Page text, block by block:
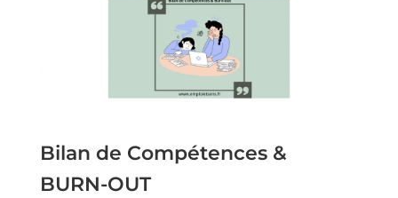
Bilan de Compétences &
BURN-OUT